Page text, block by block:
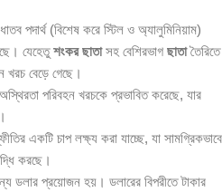
পদার্থ (বিশেষ করে স্টিল ও অ্যালুমিনিয়াম)
যেহেতুশংকর ছাতাসহ বেশিরভাগ ছাতাতৈরিতে
বেড়ে গেছে।
পরিবহন খরচকে প্রভাবিত করেছে, যার
একটি চাপ লক্ষ্য করা যাচ্ছে, যা সামগ্রিকভাবে
করছে।
ডলার প্রয়োজন হয়। ডলারের বিপরীতে টাকার